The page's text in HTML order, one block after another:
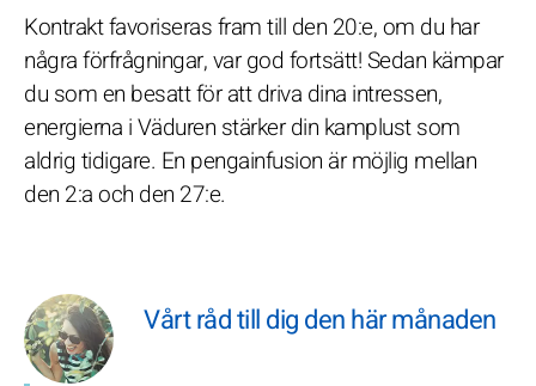
Kontrakt favoriseras fram till den 20:e, om du har
några förfrågningar, var god fortsätt! Sedan kämpar
du som en besatt för att driva dina intressen,
energierna i Väduren stärker din kamplust som
aldrig tidigare. En pengainfusion är möjlig mellan
den 2:a och den 27:e.
Vårt råd till dig den här månaden